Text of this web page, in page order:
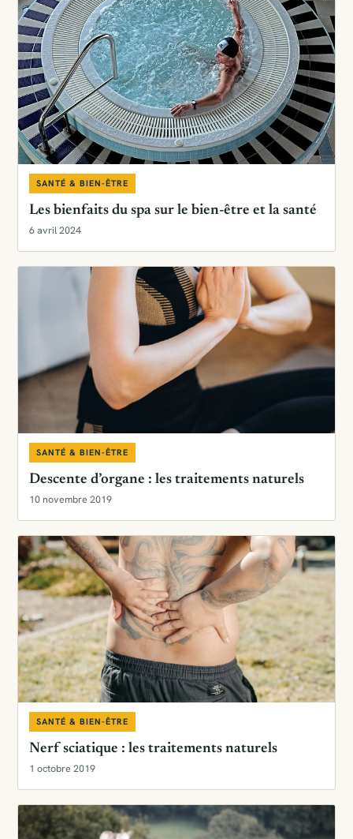
SANTÉ & BIEN-ÊTRE
Les bienfaits du spa sur le bien-être et la santé
6 avril 2024
SANTÉ & BIEN-ÊTRE
Descente d’organe : les traitements naturels
10 novembre 2019
SANTÉ & BIEN-ÊTRE
Nerf sciatique : les traitements naturels
1 octobre 2019